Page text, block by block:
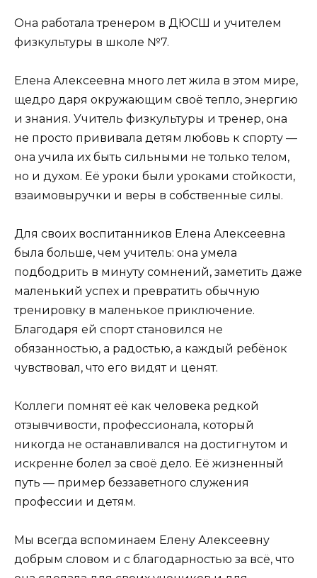
Она работала тренером в ДЮСШ и учителем
физкультуры в школе №7.
Елена Алексеевна много лет жила в этом мире,
щедро даря окружающим своё тепло, энергию
и знания. Учитель физкультуры и тренер, она
не просто прививала детям любовь к спорту —
она учила их быть сильными не только телом,
но и духом. Её уроки были уроками стойкости,
взаимовыручки и веры в собственные силы.
Для своих воспитанников Елена Алексеевна
была больше, чем учитель: она умела
подбодрить в минуту сомнений, заметить даже
маленький успех и превратить обычную
тренировку в маленькое приключение.
Благодаря ей спорт становился не
обязанностью, а радостью, а каждый ребёнок
чувствовал, что его видят и ценят.
Коллеги помнят её как человека редкой
отзывчивости, профессионала, который
никогда не останавливался на достигнутом и
искренне болел за своё дело. Её жизненный
путь — пример беззаветного служения
профессии и детям.
Мы всегда вспоминаем Елену Алексеевну
добрым словом и с благодарностью за всё, что